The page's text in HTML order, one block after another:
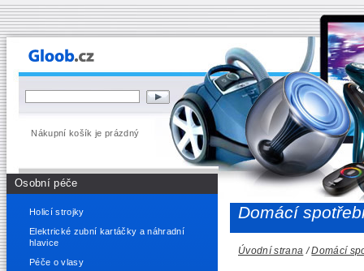
Nákupní košík je prázdný
Osobní péče
Holicí strojky
Elektrické zubní kartáčky a náhradní
hlavice
Péče o vlasy
Domácí
Úvodní strana /Domácí